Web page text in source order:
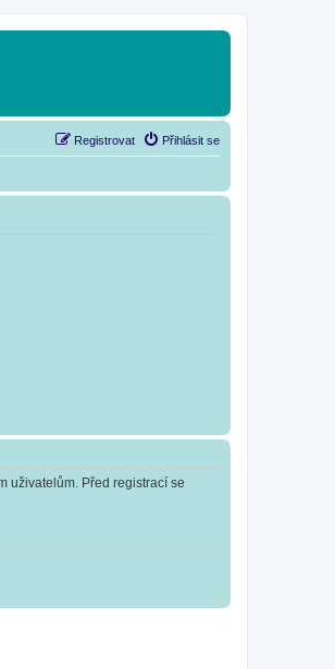
Přihlásit se
Registrovat
uživatelům. Před registrací se